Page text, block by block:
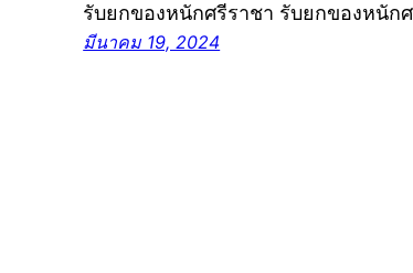
รับยกของหนักศรีราชา รับยกของหนัก
มีนาคม 19, 2024